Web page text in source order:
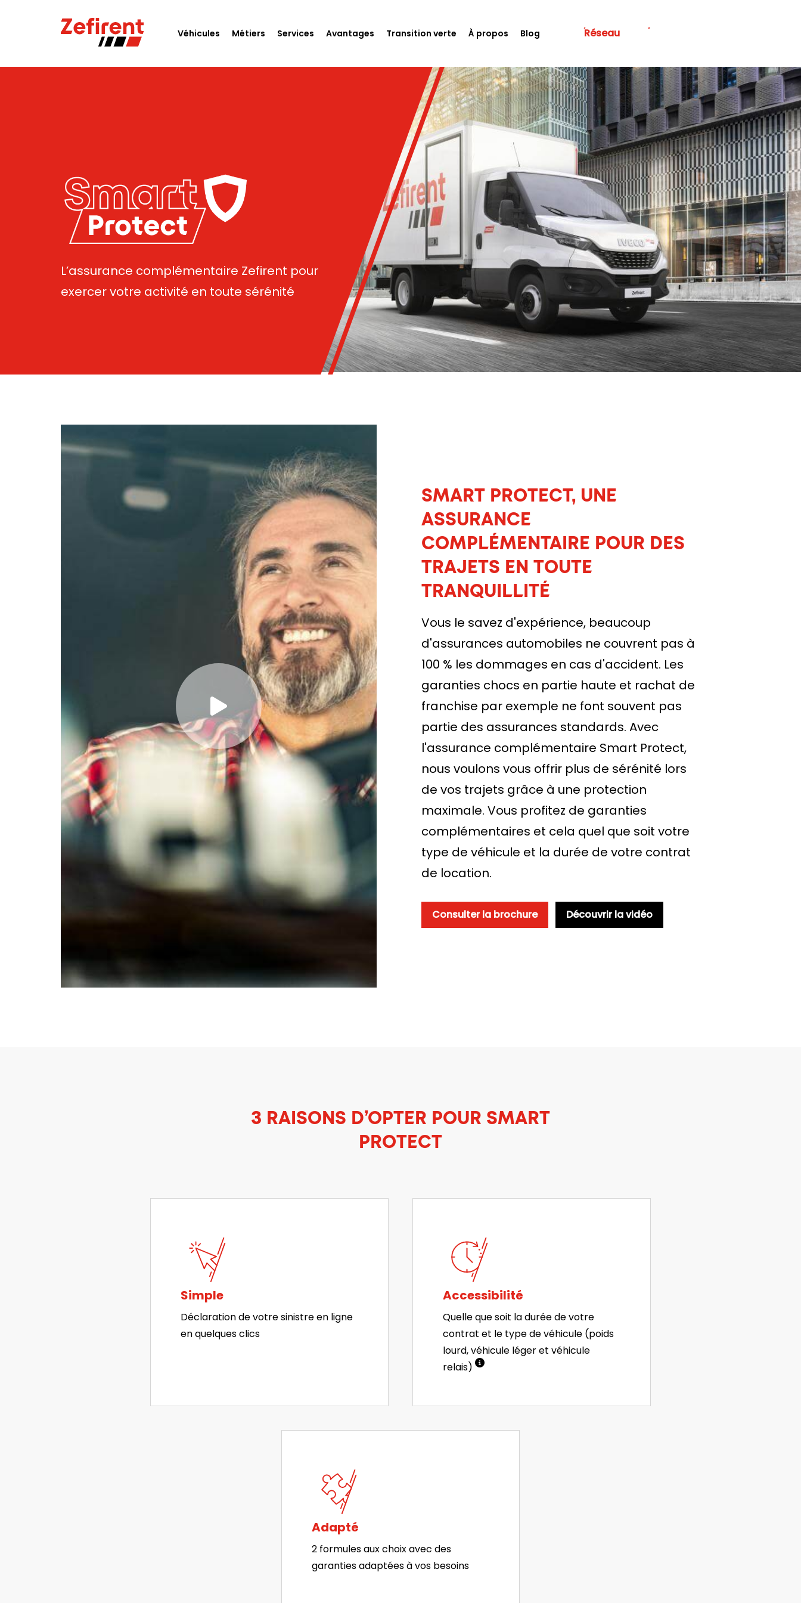
Véhicules Métiers Services Avantages Transition verte À propos Blog Réseau Contactez-nous
L’assurance complémentaire Zefirent pour
exercer votre activité en toute sérénité
SMART PROTECT, UNE
ASSURANCE
COMPLÉMENTAIRE POUR DES
TRAJETS EN TOUTE
TRANQUILLITÉ
Vous le savez d'expérience, beaucoup
d'assurances automobiles ne couvrent pas à
100 % les dommages en cas d'accident. Les
garanties chocs en partie haute et rachat de
franchise par exemple ne font souvent pas
partie des assurances standards. Avec
l'assurance complémentaire Smart Protect,
nous voulons vous offrir plus de sérénité lors
de vos trajets grâce à une protection
maximale. Vous profitez de garanties
complémentaires et cela quel que soit votre
type de véhicule et la durée de votre contrat
de location.
Consulter la brochure Découvrir la vidéo
3 RAISONS D’OPTER POUR SMART
PROTECT
Simple
Déclaration de votre sinistre en ligne
en quelques clics
Accessibilité
Quelle que soit la durée de votre
contrat et le type de véhicule (poids
lourd, véhicule léger et véhicule
relais)
Adapté
2 formules aux choix avec des
garanties adaptées à vos besoins